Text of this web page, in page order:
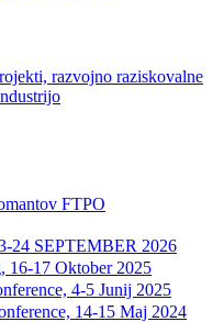
razvojno raziskovalne
FTPO
24 SEPTEMBER 2026
16-17 Oktober 2025
4-5 Junij 2025
14-15 Maj 2024